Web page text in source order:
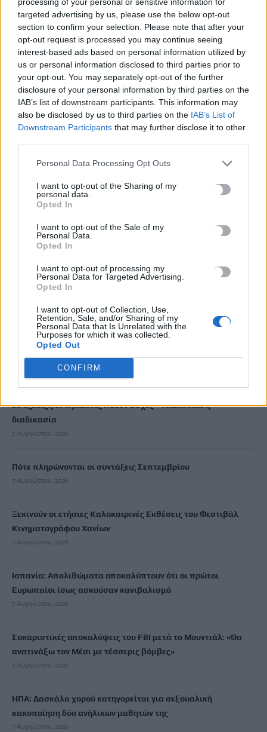
targeted advertising by us, please use the below opt-out
section to confirm your selection. Please note that after your
opt-out request is processed you may continue seeing
interest-based ads based on personal information utilized by
us or personal information disclosed to third parties prior to
your opt-out. You may separately opt-out of the further
disclosure of your personal information by third parties on the
IAB’s list of downstream participants. This information may
also be disclosed by us to third parties on the IAB’s List of
Downstream Participants that may further disclose it to other
Personal Data Processing Opt Outs
I want to opt-out of the Sharing of my
personal data.
Opted In
I want to opt-out of the Sale of my
Personal Data.
Opted In
I want to opt-out of processing my
Personal Data for Targeted Advertising.
Opted In
I want to opt-out of Collection, Use,
Retention, Sale, and/or Sharing of my
Personal Data that Is Unrelated with the
Purposes for which it was collected.
Opted Out
CONFIRM
ΚΟΙΝΩΝΙΑ ΚΡΗΤΗ
Σταυρός Ακρωτηρίου: Για τρίτη
συνεχόμενη χρονιά εκσκαφή φωλιάς
θαλάσσιας χελώνας Caretta caretta στην
Παχιά Άμμο
Την Κυριακή 28 Σεπτεμβρίου, στις 17:30 μ.μ, η παραλία της
Newsroom 24 Σεπτεμβρίου, 2025
ΡΟΗ ΕΙΔΗΣΕΩΝ
«Θεριακλήδες» οι Έλληνες – Πάνω από 1 στους 5 καπνίζει
καθημερινά
7 Αυγούστου, 2026
Σε εξέλιξη οι δηλώσεις Πόθεν Έσχες – Αναλυτικά η
διαδικασία
7 Αυγούστου, 2026
Πότε πληρώνονται οι συντάξεις Σεπτεμβρίου
7 Αυγούστου, 2026
Ξεκινούν οι ετήσιες Καλοκαιρινές Εκθέσεις του Φεστιβάλ
Κινηματογράφου Χανίων
7 Αυγούστου, 2026
Ισπανία: Απολιθώματα αποκαλύπτουν ότι οι πρώτοι
Ευρωπαίοι ίσως ασκούσαν κανιβαλισμό
7 Αυγούστου, 2026
Σοκαριστικές αποκαλύψεις του FBI μετά το Μουντιάλ: «Θα
ανατινάξω τον Μέσι με τέσσερις βόμβες»
7 Αυγούστου, 2026
ΗΠΑ: Δασκάλα χορού κατηγορείται για σεξουαλική
κακοποίηση δύο ανήλικων μαθητών της
7 Αυγούστου, 2026